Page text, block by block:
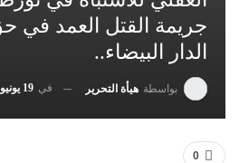
جريمة القتل العمد في
الدار البيضاء..
بواسطة هيأة التحرير في 19 يونيو, 2021
0